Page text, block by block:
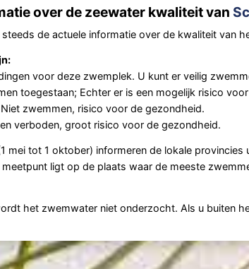
over de zeewater kwaliteit van
de actuele informatie over de kwaliteit van
voor deze zwemplek. U kunt er veilig
toegestaan; Echter er is een mogelijk risico
zwemmen, risico voor de gezondheid.
verboden, groot risico voor de gezondheid.
mei tot 1 oktober) informeren de lokale
ligt op de plaats waar de meeste
het zwemwater niet onderzocht. Als u buiten